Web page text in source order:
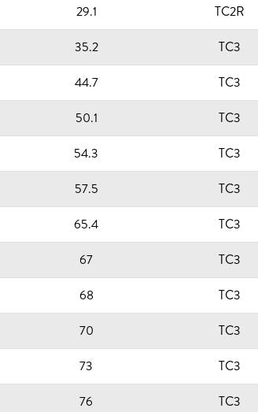
29.1 TC2R
35.2 TC3
44.7 TC3
50.1 TC3
54.3 TC3
57.5 TC3
65.4 TC3
67 TC3
68 TC3
70 TC3
73 TC3
76 TC3